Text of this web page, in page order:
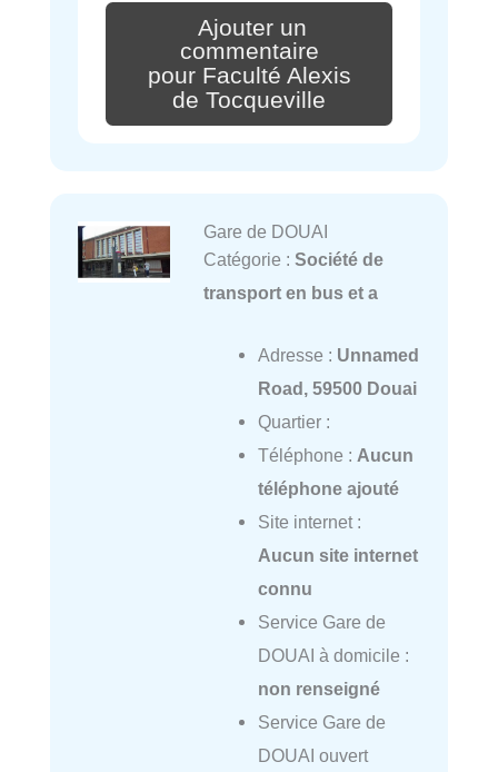
Ajouter un
commentaire
pour Faculté Alexis
de Tocqueville
Gare de DOUAI
Catégorie : Société de
transport en bus et a
Adresse : Unnamed
Road, 59500 Douai
Quartier :
Téléphone : Aucun
téléphone ajouté
Site internet :
Aucun site internet
connu
Service Gare de
DOUAI à domicile :
non renseigné
Service Gare de
DOUAI ouvert